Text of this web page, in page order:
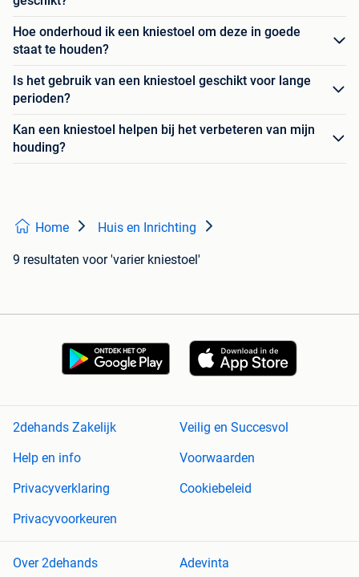
Hoe onderhoud ik een kniestoel om deze in goede
staat te houden?
Is het gebruik van een kniestoel geschikt voor lange
perioden?
Kan een kniestoel helpen bij het verbeteren van mijn
houding?
Home Huis en Inrichting
9 resultaten voor 'varier kniestoel'
2dehands Zakelijk
Veilig en Succesvol
Help en info
Voorwaarden
Privacyverklaring
Cookiebeleid
Privacyvoorkeuren
Over 2dehands Adevinta